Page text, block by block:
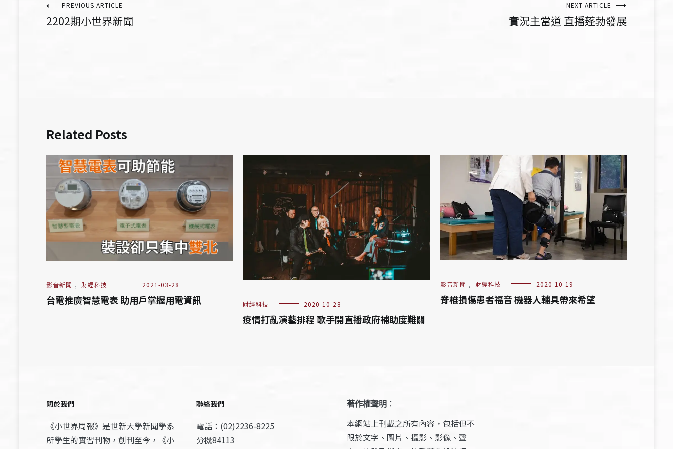
文PREVIOUS ARTICLE
2202期小世界新聞
NEXT ARTICLE
實況主當道 直播蓬勃發展
Related Posts
影音新聞 , 財經科技 2021-03-28
台電推廣智慧電表 助用戶掌握用電資訊 財經科技 2020-10-28
疫情打亂演藝排程 歌手開直播政府補助度難關
影音新聞 , 財經科技 2020-10-19
脊椎損傷患者福音 機器人輔具帶來希望
關於我們
《小世界周報》是世新大學新聞學系
所學生的實習刊物，創刊至今，《小
聯絡我們
電話：(02)2236-8225
分機84113
著作權聲明 ：
本網站上刊載之所有內容，包括但不
限於文字、圖片、攝影、影像、聲